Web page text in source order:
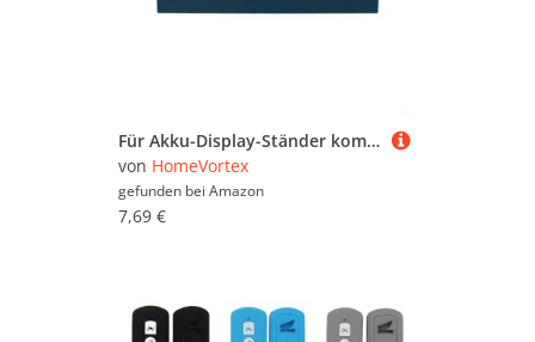
Für Akku-Display-Ständer kompatibel mit Bosch Tools Efficient Storage Solution (blau)
von HomeVortex
gefunden bei Amazon
7,69 €